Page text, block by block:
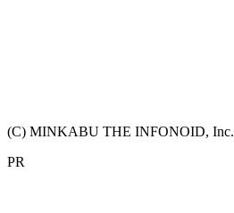
(C) MINKABU THE INFONOID, Inc.
PR